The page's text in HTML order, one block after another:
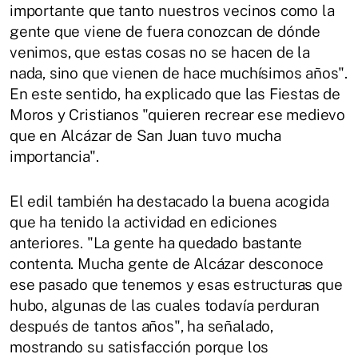
importante que tanto nuestros vecinos como la
gente que viene de fuera conozcan de dónde
venimos, que estas cosas no se hacen de la
nada, sino que vienen de hace muchísimos años".
En este sentido, ha explicado que las Fiestas de
Moros y Cristianos "quieren recrear ese medievo
que en Alcázar de San Juan tuvo mucha
importancia".
El edil también ha destacado la buena acogida
que ha tenido la actividad en ediciones
anteriores. "La gente ha quedado bastante
contenta. Mucha gente de Alcázar desconoce
ese pasado que tenemos y esas estructuras que
hubo, algunas de las cuales todavía perduran
después de tantos años", ha señalado,
mostrando su satisfacción porque los